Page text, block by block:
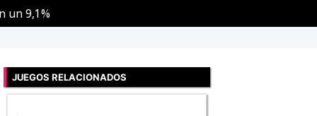
un 9,1%
JUEGOS RELACIONADOS